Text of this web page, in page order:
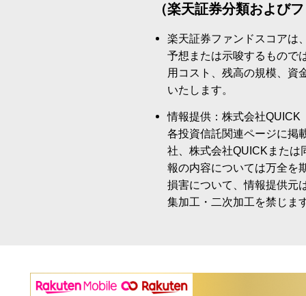
（楽天証券分類および
楽天証券ファンドスコアは
予想または示唆するもので
用コスト、残高の規模、資
いたします。
情報提供：株式会社QUICK
各投資信託関連ページに掲
社、株式会社QUICKまたは
報の内容については万全を
損害について、情報提供元
集加工・二次加工を禁じま